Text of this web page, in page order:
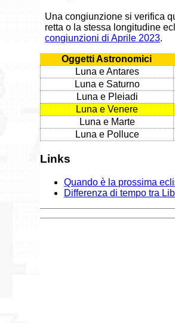
Una congiunzione si verifica
retta o la stessa longitudine
congiunzioni di Aprile 2023.
Oggetti Astronomici
Luna e Antares
Luna e Saturno
Luna e Pleiadi
Luna e Venere
Luna e Marte
Luna e Polluce
Links
Quando è la prossima
Differenza di tempo tra